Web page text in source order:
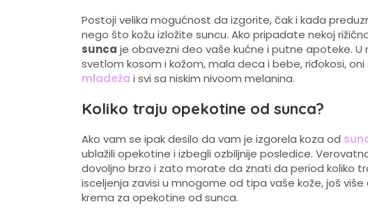
Postoji velika mogućnost da izgorite, čak i kada
nego što kožu izložite suncu. Ako pripadate nekoj
sunca je obavezni deo vaše kućne i putne apoteke. U
svetlom kosom i kožom, mala deca i bebe, riđokosi,
mladeža i svi sa niskim nivoom melanina.
Koliko traju opekotine od sunca?
Ako vam se ipak desilo da vam je izgorela koza od
ublažili opekotine i izbegli ozbiljnije posledice.
dovoljno brzo i zato morate da znati da period koliko
isceljenja zavisi u mnogome od tipa vaše kože, još
krema za opekotine od sunca.